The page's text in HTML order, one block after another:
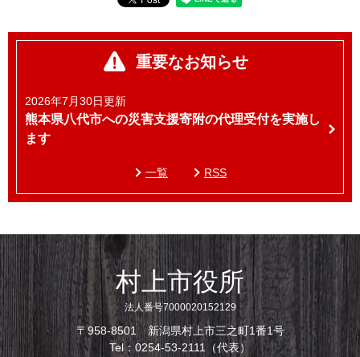
重要なお知らせ
2026年7月30日更新
熊本県八代市への災害支援寄附の代理受付を実施し
ます
一覧 RSS
村上市役所
法人番号7000020152129
〒958-8501 新潟県村上市三之町1番1号
Tel：0254-53-2111（代表）